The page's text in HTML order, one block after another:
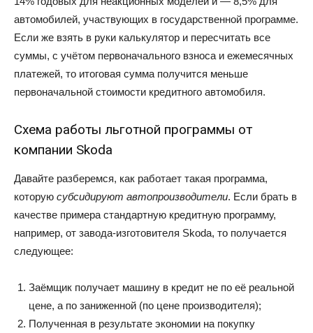
автомобилей, участвующих в государственной программе.
Если же взять в руки калькулятор и пересчитать все
суммы, с учётом первоначального взноса и ежемесячных
платежей, то итоговая сумма получится меньше
первоначальной стоимости кредитного автомобиля.
Схема работы льготной программы от
компании Skoda
Давайте разберемся, как работает такая программа,
которую субсидируют автопроизводители. Если брать в
качестве примера стандартную кредитную программу,
например, от завода-изготовителя Skoda, то получается
следующее:
Заёмщик получает машину в кредит не по её реальной
цене, а по заниженной (по цене производителя);
Полученная в результате экономии на покупку